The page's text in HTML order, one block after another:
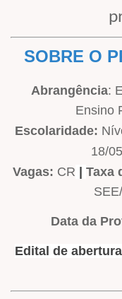
SOBRE O
Abrangência:
Ensino
Escolaridade:
18/
Vagas: CR | Taxa
Data da
Edital de